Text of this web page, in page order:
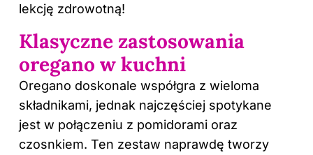
lekcję zdrowotną!
Klasyczne zastosowania
oregano w kuchni
Oregano doskonale współgra z wieloma
składnikami, jednak najczęściej spotykane
jest w połączeniu z pomidorami oraz
czosnkiem. Ten zestaw naprawdę tworzy